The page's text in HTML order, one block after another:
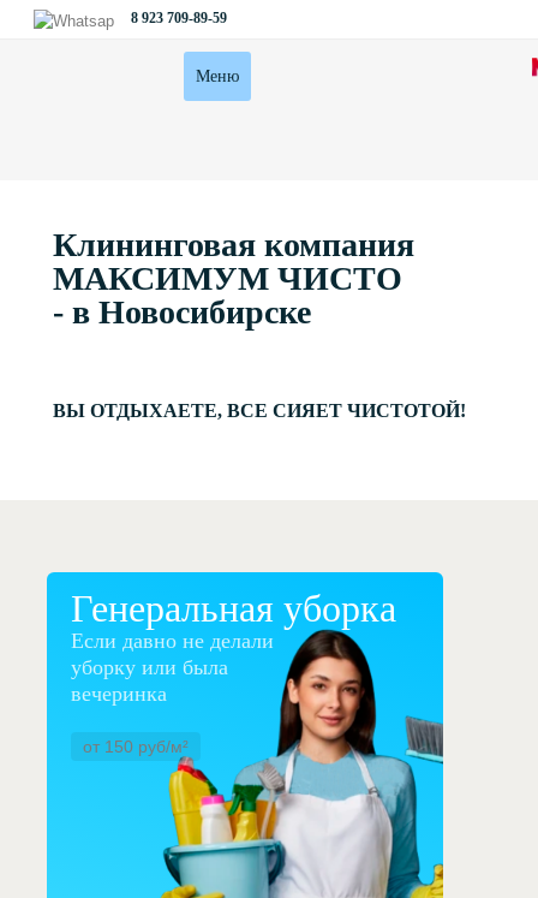
8 923 709-89-59
Меню
Клининговая компания
МАКСИМУМ ЧИСТО
- в Новосибирске
ВЫ ОТДЫХАЕТЕ, ВСЕ СИЯЕТ ЧИСТОТОЙ!
Генеральная уборка
Если давно не делали
уборку или была
вечеринка
от 150 руб/м²